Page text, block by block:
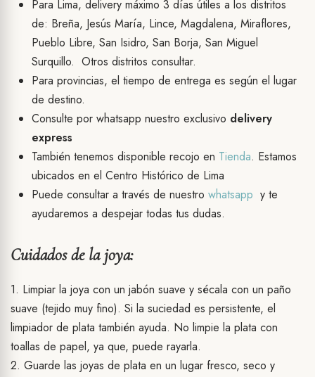
Para Lima, delivery máximo 3 días útiles a los distritos
de: Breña, Jesús María, Lince, Magdalena, Miraflores,
Pueblo Libre, San Isidro, San Borja, San Miguel
Surquillo. Otros distritos consultar.
Para provincias, el tiempo de entrega es según el lugar
de destino.
Consulte por whatsapp nuestro exclusivo delivery
express
También tenemos disponible recojo en Tienda. Estamos
ubicados en el Centro Histórico de Lima
Puede consultar a través de nuestro whatsapp y te
ayudaremos a despejar todas tus dudas.
Cuidados de la joya:
1. Limpiar la joya con un jabón suave y sécala con un paño
suave (tejido muy fino). Si la suciedad es persistente, el
limpiador de plata también ayuda. No limpie la plata con
toallas de papel, ya que, puede rayarla.
2. Guarde las joyas de plata en un lugar fresco, seco y